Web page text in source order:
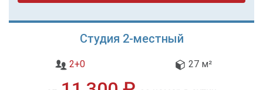
Студия 2-местный
2+0 27 м²